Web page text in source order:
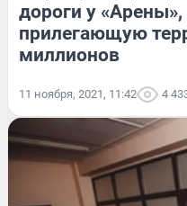
дороги у «Арены»,
прилегающую
миллионов
11 ноября, 2021, 11:42 4